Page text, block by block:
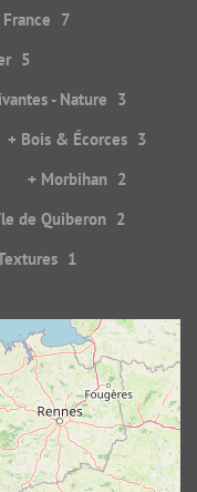
7
5
- Nature 3
+ Bois & Écorces 3
+ Morbihan 2
de Quiberon 2
1
dans la tempête
45223 visites